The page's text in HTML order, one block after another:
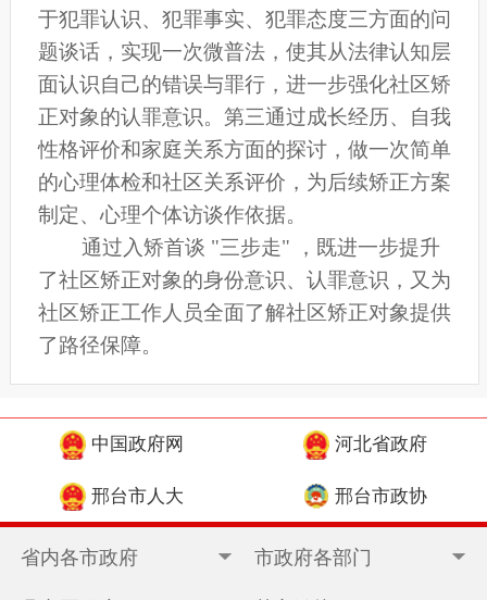
于犯罪认识、犯罪事实、犯罪态度三方面的问
题谈话，实现一次微普法，使其从法律认知层
面认识自己的错误与罪行，进一步强化社区矫
正对象的认罪意识。第三通过成长经历、自我
性格评价和家庭关系方面的探讨，做一次简单
的心理体检和社区关系评价，为后续矫正方案
制定、心理个体访谈作依据。
通过入矫首谈 "三步走" ，既进一步提升
了社区矫正对象的身份意识、认罪意识，又为
社区矫正工作人员全面了解社区矫正对象提供
了路径保障。
中国政府网 河北省政府
邢台市人大 邢台市政协
省内各市政府 市政府各部门